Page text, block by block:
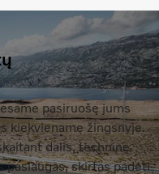
pasiruošę jums
kiekviename žingsnyje.
dalis, techninę
skirtas padėti